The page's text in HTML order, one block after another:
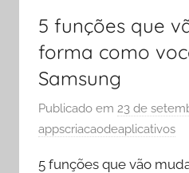
5 funções que
forma como
Samsung
Publicado em 23 de
appscriacaodeaplicativos
5 funções que vão